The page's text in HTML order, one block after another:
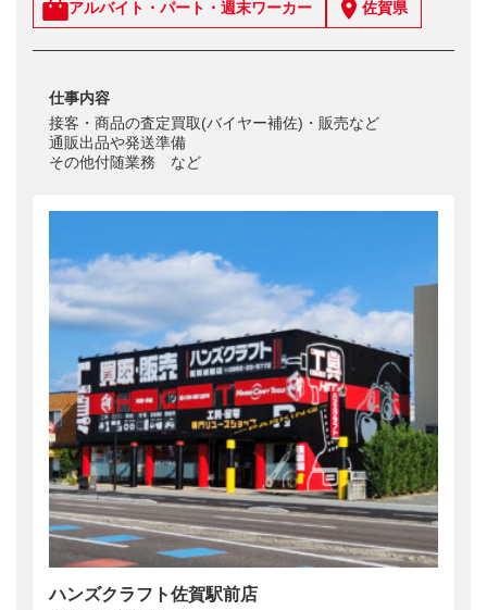
アルバイト・パート・週末ワーカー 佐賀県
仕事内容
接客・商品の査定買取(バイヤー補佐)・販売など
通販出品や発送準備
その他付随業務 など
ハンズクラフト佐賀駅前店